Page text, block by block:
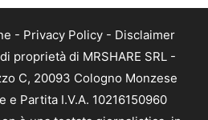
- Privacy Policy - Disclaimer
proprietà di MRSHARE SRL -
C, 20093 Cologno Monzese
e Partita I.V.A. 10216150960